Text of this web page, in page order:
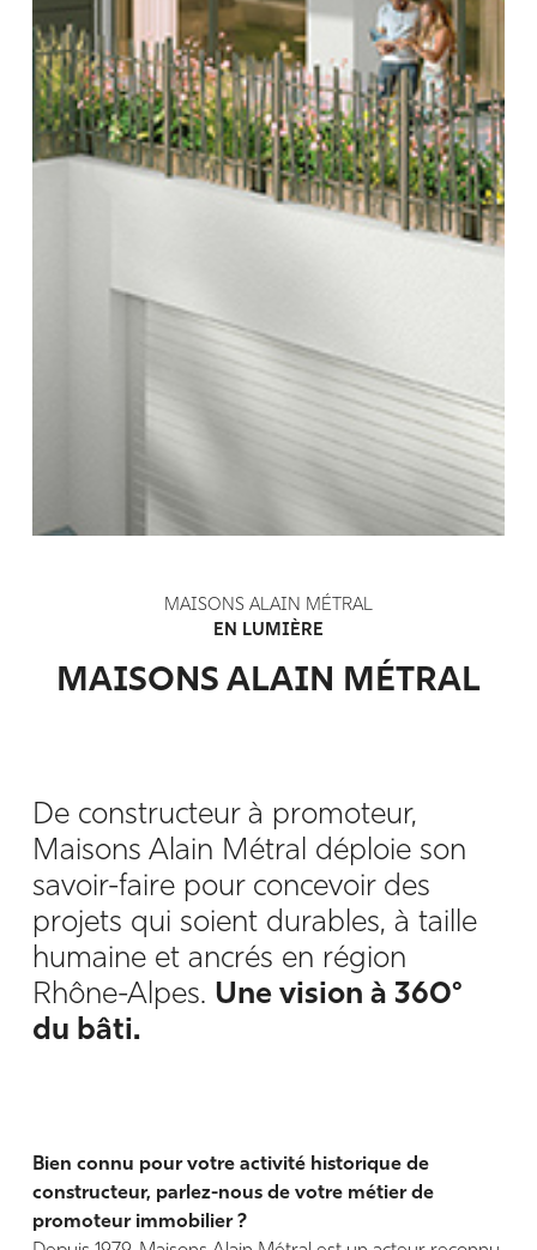
MAISONS ALAIN MÉTRAL
EN LUMIÈRE
MAISONS ALAIN MÉTRAL
De constructeur à promoteur,
Maisons Alain Métral déploie son
savoir-faire pour concevoir des
projets qui soient durables, à taille
humaine et ancrés en région
Rhône-Alpes. Une vision à 360°
du bâti.
Bien connu pour votre activité historique de
constructeur, parlez-nous de votre métier de
promoteur immobilier ?